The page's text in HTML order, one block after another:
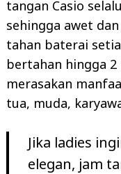
tangan Casio
sehingga awet
tahan baterai
bertahan hingga
merasakan
tua, muda,
Jika ladies
elegan, jam